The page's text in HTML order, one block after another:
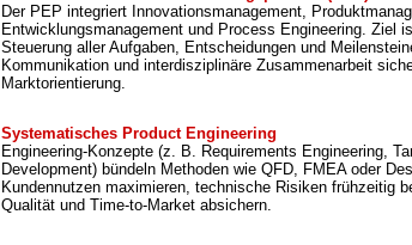
Der PEP integriert Innovationsmanagement,
Entwicklungsmanagement und Process Engineering. Ziel
Steuerung aller Aufgaben, Entscheidungen und
Kommunikation und interdisziplinäre Zusammenarbeit
Marktorientierung.
Systematisches Product Engineering
Engineering-Konzepte (z. B. Requirements Engineering,
Development) bündeln Methoden wie QFD, FMEA oder
Kundennutzen maximieren, technische Risiken frühzeitig
Qualität und Time-to-Market absichern.